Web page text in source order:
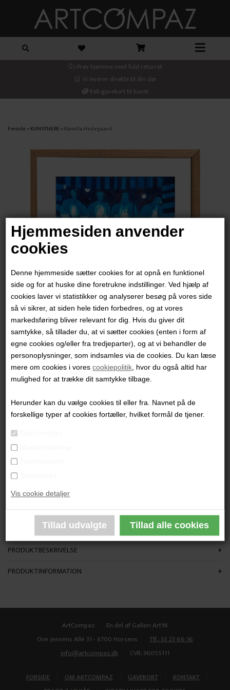
Hjemmesiden anvender
cookies
Denne hjemmeside sætter cookies for at opnå en funktionel
side og for at huske dine foretrukne indstillinger. Ved hjælp af
cookies laver vi statistikker og analyserer besøg på vores side
så vi sikrer, at siden hele tiden forbedres, og at vores
markedsføring bliver relevant for dig. Hvis du giver dit
samtykke, så tillader du, at vi sætter cookies (enten i form af
egne cookies og/eller fra tredjeparter), og at vi behandler de
personoplysninger, som indsamles via de cookies. Du kan læse
mere om cookies i vorescookiepolitik, hvor du også altid har
mulighed for at trække dit samtykke tilbage.
Herunder kan du vælge cookies til eller fra. Navnet på de
forskellige typer af cookies fortæller, hvilket formål de tjener.
Vis cookie detaljer
Prøv hjemme med fuld returret
Vi leverer direkte til din dør
Køb gavekort til kunst
Forside »KUNSTNERE »Kamilla Hedegaard
Kamilla Hedegaard
4.600,00DKK
"Blue Birds"
80x60 cm.
Indrammet
PRODUKTBESKRIVELSE
PRODUKTINFORMATION
ArtCompaz
En del af Galleri Art'M
Ove Jensens Allé 31 - 8700 Horsens
Tlf.: 33 23 66 16
info@artcompaz.dk
CVR: 36055111
FORSIDE OM ARTCOMPAZ GAVEKORT KONTAKT